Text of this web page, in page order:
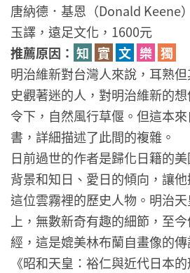
唐納德．基恩（Donald Keene
玉譯，遠足文化，1600元
推薦原因： 知 實 文 樂 獨
明治維新對台灣人來說，耳熟
史觀著迷的人，對明治維新的
令下，自然風行草偃。但這本
書，詳細描述了此間的複雜。
日前過世的作者是歸化日籍的
背景和知日、愛日的傾向，讓
這位雲霧裡的歷史人物。明治
上，無數新奇有趣的細節，至
經，這是媲美林布蘭自畫像的
《昭和天皇：裕仁與近代日本